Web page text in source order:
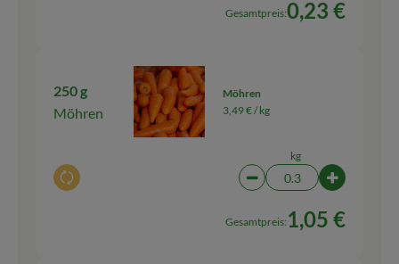
Gesamtpreis:0,23 €
250 g
Möhren
Auswahl ändern
Möhren
3,49 € /kg
kg
Artikelanzahl
Gesamtpreis: 1,05 €